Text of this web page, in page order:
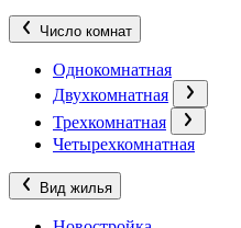
Число комнат
Однокомнатная
Двухкомнатная
Трехкомнатная
Четырехкомнатная
Вид жилья